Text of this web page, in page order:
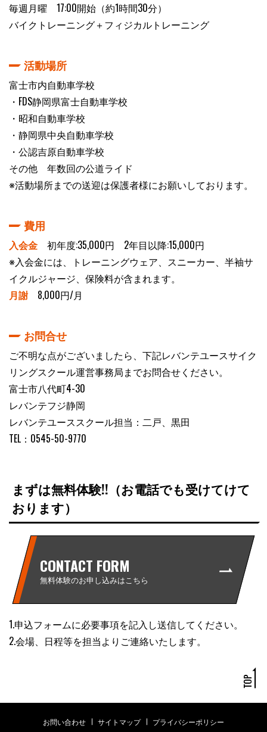
毎週月曜 17:00開始（約1時間30分）
バイクトレーニング＋フィジカルトレーニング
活動場所
富士市内自動車学校
・FDS静岡県富士自動車学校
・昭和自動車学校
・静岡県中央自動車学校
・公認吉原自動車学校
その他 年数回の公道ライド
※活動場所までの送迎は保護者様にお願いしております。
費用
入会金 初年度:35,000円 2年目以降:15,000円
※入会金には、トレーニングウェア、スニーカー、半袖サ
イクルジャージ、保険料が含まれます。
月謝8,000円/月
お問合せ
ご不明な点がございましたら、下記レバンテユースサイク
リングスクール運営事務局までお問合せください。
富士市八代町4-30
レバンテフジ静岡
レバンテユーススクール担当：二戸、黒田
TEL：0545-50-9770
まずは無料体験!!（お電話でも受けてけて
おります）
CONTACT FORM
無料体験のお申し込みはこちら
1.申込フォームに必要事項を記入し送信してください。
2.会場、日程等を担当よりご連絡いたします。
お問い合わせ サイトマップ プライバシーポリシー